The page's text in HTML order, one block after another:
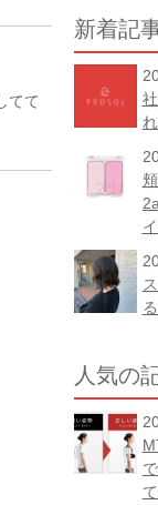
てて
新着記
人気の